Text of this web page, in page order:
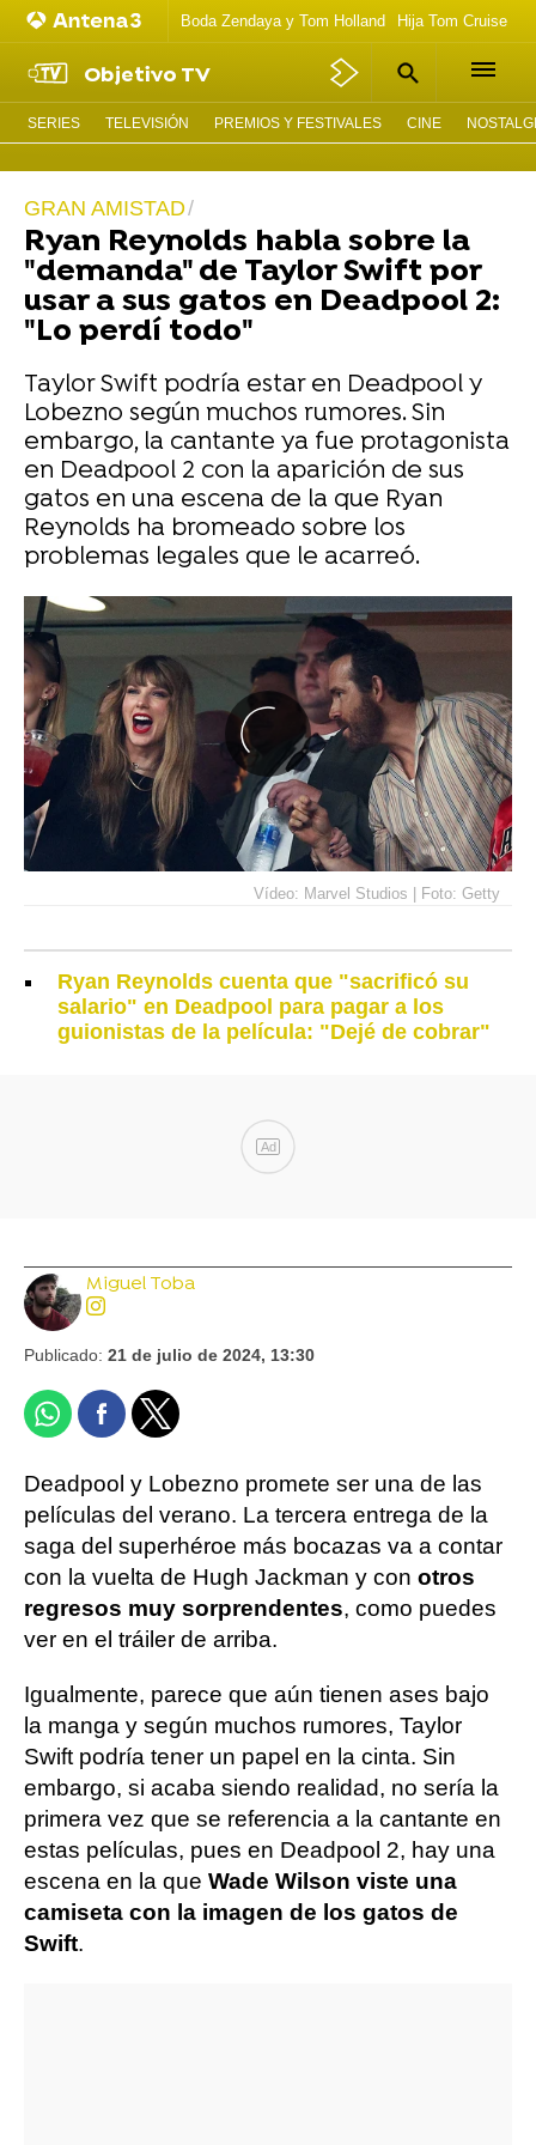
Boda Zendaya y Tom Holland Hija Tom Cruise
Objetivo TV
SERIES TELEVISIÓN PREMIOS Y FESTIVALES CINE
GRAN AMISTAD
Ryan Reynolds habla sobre la
"demanda" de Taylor Swift por
usar a sus gatos en Deadpool 2:
"Lo perdí todo"
Taylor Swift podría estar en Deadpool y
Lobezno según muchos rumores. Sin
embargo, la cantante ya fue protagonista
en Deadpool 2 con la aparición de sus
gatos en una escena de la que Ryan
Reynolds ha bromeado sobre los
problemas legales que le acarreó.
Vídeo: Marvel Studios | Foto: Getty
Ryan Reynolds cuenta que "sacrificó su
salario" en Deadpool para pagar a los
guionistas de la película: "Dejé de cobrar"
Ad
Miguel Toba
Publicado: 21 de julio de 2024, 13:30
Deadpool y Lobezno promete ser una de las
películas del verano. La tercera entrega de la
saga del superhéroe más bocazas va a contar
con la vuelta de Hugh Jackman y con otros
regresos muy sorprendentes, como puedes
ver en el tráiler de arriba.
Igualmente, parece que aún tienen ases bajo
la manga y según muchos rumores, Taylor
Swift podría tener un papel en la cinta. Sin
embargo, si acaba siendo realidad, no sería la
primera vez que se referencia a la cantante en
estas películas, pues en Deadpool 2, hay una
escena en la que Wade Wilson viste una
camiseta con la imagen de los gatos de
Swift.